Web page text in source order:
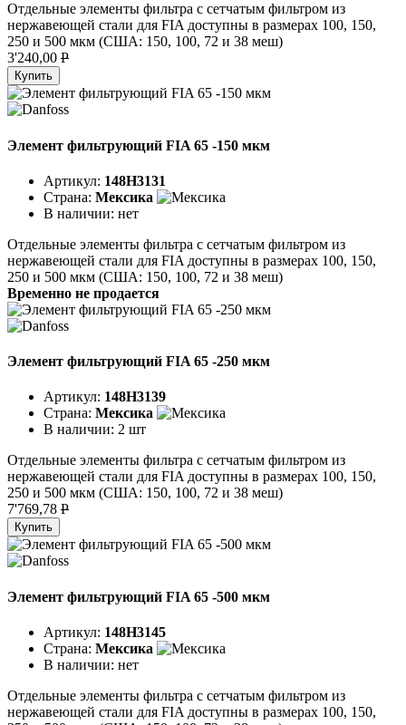
Отдельные элементы фильтра с сетчатым фильтром из
нержавеющей стали для FIA доступны в размерах 100, 150,
250 и 500 мкм (США: 150, 100, 72 и 38 меш)
3'240,00 P
Купить
Элемент фильтрующий FIA 65 -150 мкм
Артикул: 148H3131
Страна: Мексика
В наличии: нет
Отдельные элементы фильтра с сетчатым фильтром из
нержавеющей стали для FIA доступны в размерах 100, 150,
250 и 500 мкм (США: 150, 100, 72 и 38 меш)
Временно не продается
Элемент фильтрующий FIA 65 -250 мкм
Артикул: 148H3139
Страна: Мексика
В наличии: 2 шт
Отдельные элементы фильтра с сетчатым фильтром из
нержавеющей стали для FIA доступны в размерах 100, 150,
250 и 500 мкм (США: 150, 100, 72 и 38 меш)
7'769,78 P
Купить
Элемент фильтрующий FIA 65 -500 мкм
Артикул: 148H3145
Страна: Мексика
В наличии: нет
Отдельные элементы фильтра с сетчатым фильтром из
нержавеющей стали для FIA доступны в размерах 100, 150,